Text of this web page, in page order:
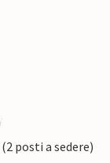
posti a sedere)